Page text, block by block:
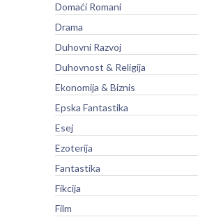
Domaći Romani
Drama
Duhovni Razvoj
Duhovnost & Religija
Ekonomija & Biznis
Epska Fantastika
Esej
Ezoterija
Fantastika
Fikcija
Film